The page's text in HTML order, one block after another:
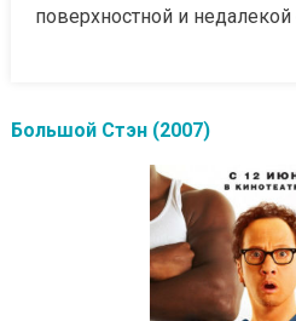
поверхностной и
Большой Стэн (2007)